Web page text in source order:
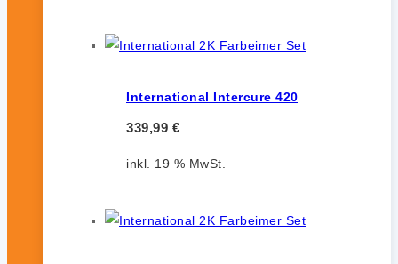
International Intercure 420
339,99 €
inkl. 19 % MwSt.